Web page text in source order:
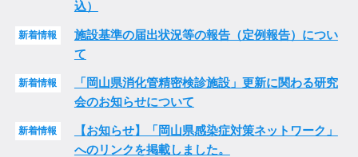
込）
新着情報
施設基準の届出状況等の報告（定例報告）につい
て
新着情報
「岡山県消化管精密検診施設」更新に関わる研究
会のお知らせについて
新着情報
【お知らせ】「岡山県感染症対策ネットワーク」
へのリンクを掲載しました。